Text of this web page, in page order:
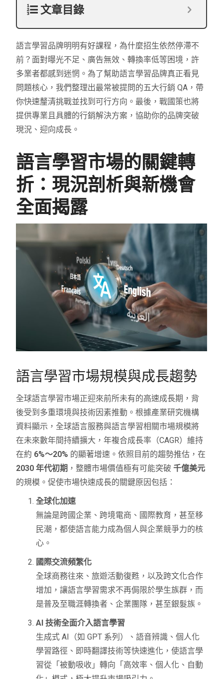
文章目錄
語言學習品牌明明有好課程，為什麼招生依然停滯不
前？面對曝光不足、廣告無效、轉換率低等困境，許
多業者都感到迷惘。為了幫助語言學習品牌真正看見
問題核心，我們整理出最常被提問的五大行銷 QA，帶
你快速釐清挑戰並找到可行方向。最後，戰國策也將
提供專業且具體的行銷解決方案，協助你的品牌突破
現況、迎向成長。
語言學習市場的關鍵轉
折：現況剖析與新機會
全面揭露
語言學習市場規模與成長趨勢
全球語言學習市場正迎來前所未有的高速成長期，背
後受到多重環境與技術因素推動。根據產業研究機構
資料顯示，全球語言服務與語言學習相關市場規模將
在未來數年間持續擴大，年複合成長率（CAGR）維持
在約 6%～20% 的顯著增速。依照目前的趨勢推估，在
2030 年代初期 ，整體市場價值極有可能突破千億美元
的規模。促使市場快速成長的關鍵原因包括：
全球化加速
無論是跨國企業、跨境電商、國際教育，甚至移
民潮，都使語言能力成為個人與企業競爭力的核
心。
國際交流頻繁化
全球商務往來、旅遊活動復甦，以及跨文化合作
增加，讓語言學習需求不再侷限於學生族群，而
是普及至職涯轉換者、企業團隊，甚至銀髮族。
AI 技術全面介入語言學習
生成式 AI（如 GPT 系列）、語音辨識、個人化
學習路徑、即時翻譯技術等快速進化，使語言學
習從「被動吸收」轉向「高效率、個人化、自動